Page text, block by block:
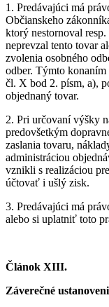
1. Predávajúci má
Občianskeho
ktorý nestornoval
neprevzal tento tovar
zvolenia osobného
odber. Týmto
čl. X bod 2. písm, a),
objednaný tovar.
2. Pri určovaní výšky
predovšetkým
zaslania tovaru,
administráciou
vznikli s realizáciou
účtovať i ušlý zisk.
3. Predávajúci má
alebo si uplatniť toto
Článok XIII.
Záverečné